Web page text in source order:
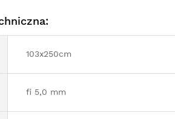
103x250cm
fi 5,0 mm